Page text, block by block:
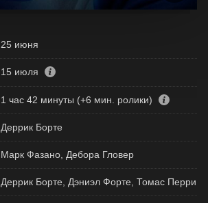
25 июня
15 июля
1 час 42 минуты (+6 мин. ролики)
Деррик Борте
Марк Фазано, Дебора Гловер
Деррик Борте, Дэниэл Форте, Томас Перри